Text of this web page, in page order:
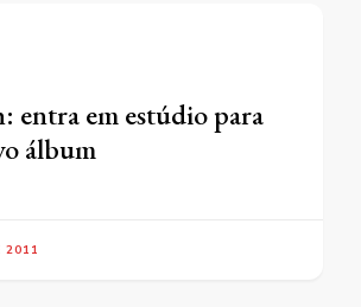
entra em estúdio para
álbum
2011